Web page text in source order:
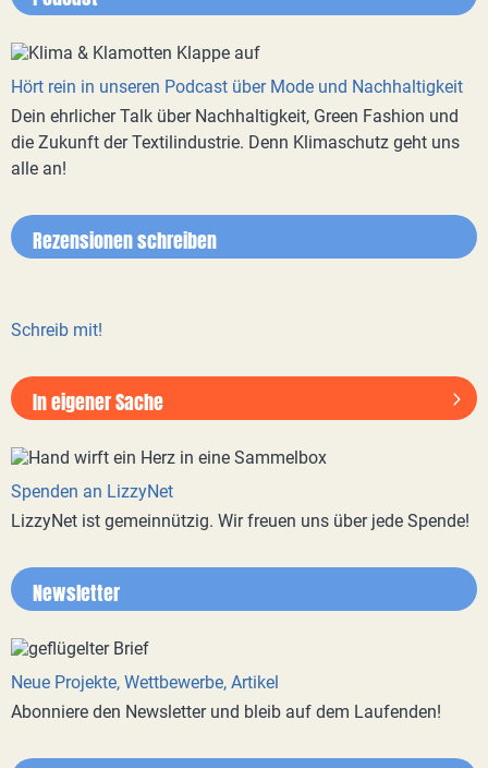
Hört rein in unseren Podcast über Mode und Nachhaltigkeit
Dein ehrlicher Talk über Nachhaltigkeit, Green Fashion und
die Zukunft der Textilindustrie. Denn Klimaschutz geht uns
alle an!
Rezensionen schreiben
Schreib mit!
In eigener Sache
Spenden an LizzyNet
LizzyNet ist gemeinnützig. Wir freuen uns über jede Spende!
Newsletter
Neue Projekte, Wettbewerbe, Artikel
Abonniere den Newsletter und bleib auf dem Laufenden!